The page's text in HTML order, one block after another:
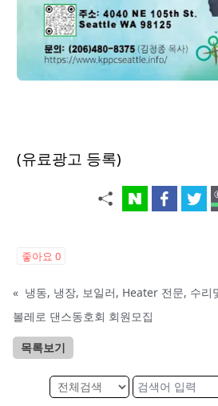
(유료광고 등록)
좋아요 0
« 냉동, 냉장, 보일러, Heater 전문, 수리
볼레로 댄스동호회 회원모집
목록보기